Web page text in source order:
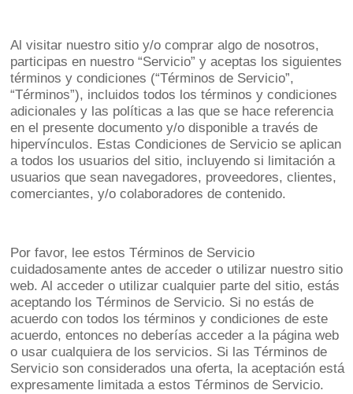
Al visitar nuestro sitio y/o comprar algo de nosotros,
participas en nuestro “Servicio” y aceptas los siguientes
términos y condiciones (“Términos de Servicio”,
“Términos”), incluidos todos los términos y condiciones
adicionales y las políticas a las que se hace referencia
en el presente documento y/o disponible a través de
hipervínculos. Estas Condiciones de Servicio se aplican
a todos los usuarios del sitio, incluyendo si limitación a
usuarios que sean navegadores, proveedores, clientes,
comerciantes, y/o colaboradores de contenido.
Por favor, lee estos Términos de Servicio
cuidadosamente antes de acceder o utilizar nuestro sitio
web. Al acceder o utilizar cualquier parte del sitio, estás
aceptando los Términos de Servicio. Si no estás de
acuerdo con todos los términos y condiciones de este
acuerdo, entonces no deberías acceder a la página web
o usar cualquiera de los servicios. Si las Términos de
Servicio son considerados una oferta, la aceptación está
expresamente limitada a estos Términos de Servicio.